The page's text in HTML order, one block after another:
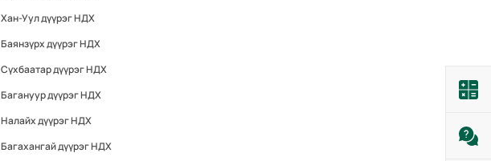
Хан-Уул дүүрэг НДХ
Баянзүрх дүүрэг НДХ
Сүхбаатар дүүрэг НДХ
Багануур дүүрэг НДХ
Налайх дүүрэг НДХ
Багахангай дүүрэг НДХ